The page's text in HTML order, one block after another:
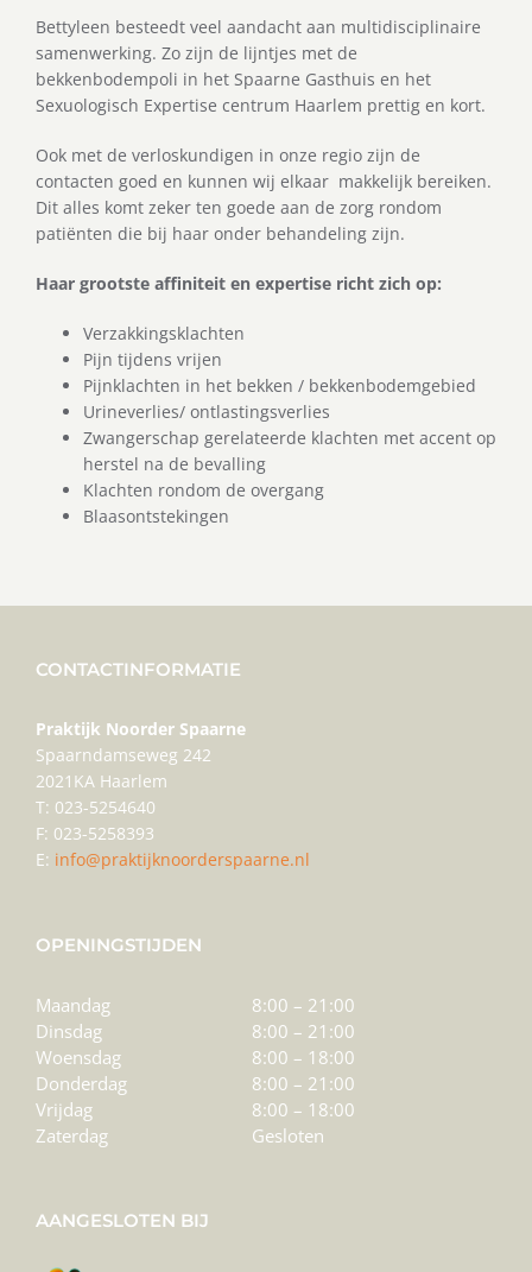
Bettyleen besteedt veel aandacht aan multidisciplinaire
samenwerking. Zo zijn de lijntjes met de
bekkenbodempoli in het Spaarne Gasthuis en het
Sexuologisch Expertise centrum Haarlem prettig en kort.
Ook met de verloskundigen in onze regio zijn de
contacten goed en kunnen wij elkaar makkelijk bereiken.
Dit alles komt zeker ten goede aan de zorg rondom
patiënten die bij haar onder behandeling zijn.
Haar grootste affiniteit en expertise richt zich op:
Verzakkingsklachten
Pijn tijdens vrijen
Pijnklachten in het bekken / bekkenbodemgebied
Urineverlies/ ontlastingsverlies
Zwangerschap gerelateerde klachten met accent op
herstel na de bevalling
Klachten rondom de overgang
Blaasontstekingen
CONTACTINFORMATIE
Praktijk Noorder Spaarne
Spaarndamseweg 242
2021KA Haarlem
T: 023-5254640
F: 023-5258393
E: info@praktijknoorderspaarne.nl
OPENINGSTIJDEN
Maandag
8:00 – 21:00
Dinsdag
8:00 – 21:00
Woensdag
8:00 – 18:00
Donderdag
8:00 – 21:00
Vrijdag
8:00 – 18:00
Zaterdag
Gesloten
AANGESLOTEN BIJ